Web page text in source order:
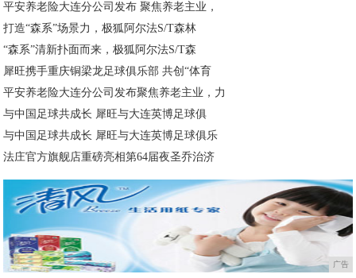
平安养老险大连分公司发布 聚焦养老主业，
打造“森系”场景力，极狐阿尔法S/T森林
“森系”清新扑面而来，极狐阿尔法S/T森
犀旺携手重庆铜梁龙足球俱乐部 共创“体育
平安养老险大连分公司发布聚焦养老主业，力
与中国足球共成长 犀旺与大连英博足球俱
与中国足球共成长 犀旺与大连英博足球俱乐
法庄官方旗舰店重磅亮相第64届夜圣乔治济
广告